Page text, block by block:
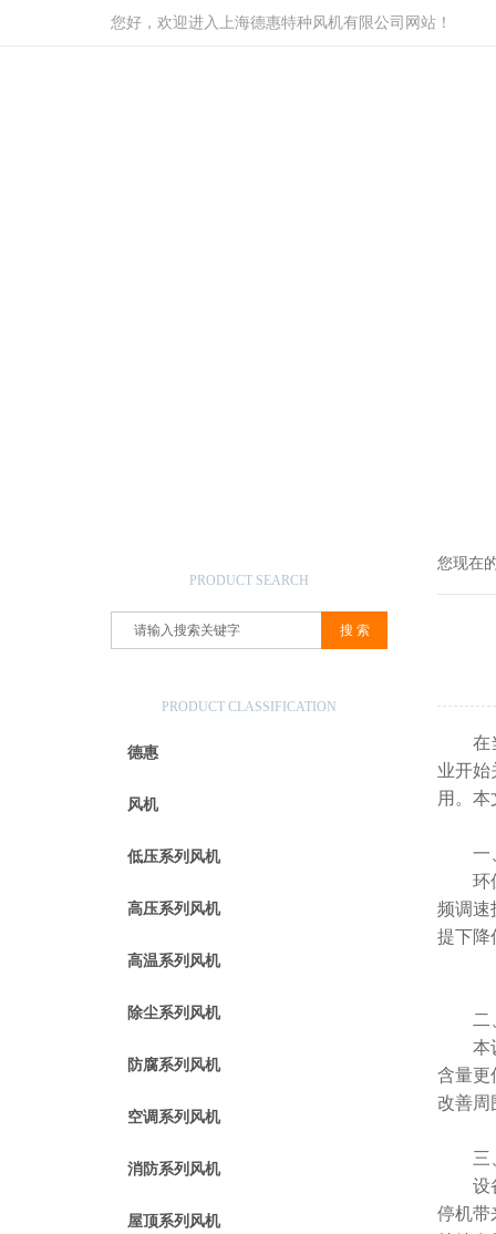
您好，欢迎进入上海德惠特种风机有限公司网站！
PRODUCT SEARCH
PRODUCT CLASSIFICATION
德惠
风机
低压系列风机
高压系列风机
高温系列风机
除尘系列风机
防腐系列风机
空调系列风机
消防系列风机
屋顶系列风机
您现在
在当
业开始
用。本
一、
环保
频调速
提下降
二、
本设
含量更
改善周
三、
设备
停机带